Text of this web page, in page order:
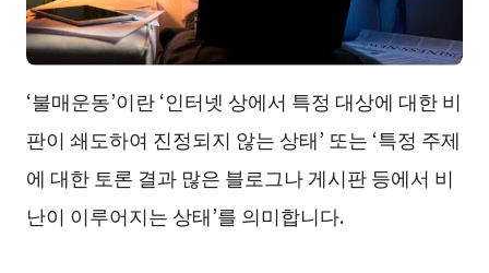
‘불매운동’이란 ‘인터넷 상에서 특정 대상에 대한 비
판이 쇄도하여 진정되지 않는 상태’ 또는 ‘특정 주제
에 대한 토론 결과 많은 블로그나 게시판 등에서 비
난이 이루어지는 상태’를 의미합니다.